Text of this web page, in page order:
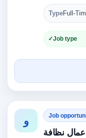
TypeFull-
Job type
و Job
نظافة